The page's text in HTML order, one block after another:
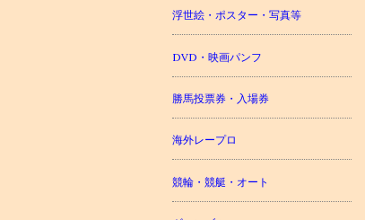
浮世絵・ポスター・写真等
DVD・映画パンフ
勝馬投票券・入場券
海外レープロ
競輪・競艇・オート